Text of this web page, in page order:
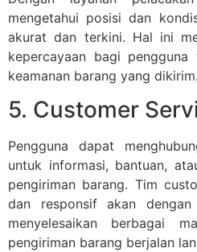
mengetahui posisi dan
akurat dan terkini. Hal ini
kepercayaan bagi
keamanan barang yang dikirim.
5. Customer
Pengguna dapat
untuk informasi, bantuan,
pengiriman barang. Tim
dan responsif akan
menyelesaikan berbagai
pengiriman barang berjalan